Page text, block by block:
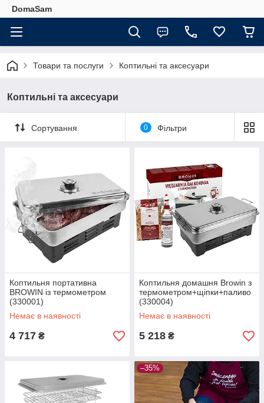
DomaSam
Товари та послуги Коптильні та аксесуари
Коптильні та аксесуари
Сортування 0 Фільтри
Коптильня портативна
BROWIN із термометром
(330001)
Немає в наявності
4 717 ₴
Коптильня домашня Browin з
термометром+щіпки+паливо
(330004)
Немає в наявності
5 218 ₴
–35%